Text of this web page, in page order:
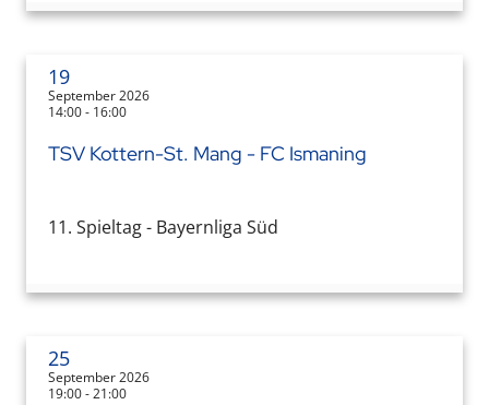
19
September 2026
14:00 - 16:00
TSV Kottern-St. Mang - FC Ismaning
11. Spieltag - Bayernliga Süd
25
September 2026
19:00 - 21:00